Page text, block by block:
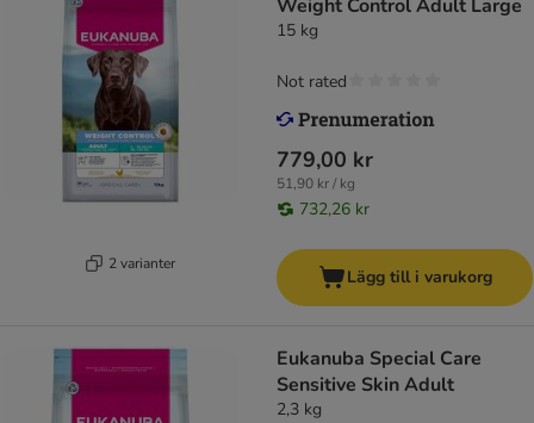
2 varianter
Weight Control Adult Large
15 kg
779,00 kr
51,90 kr / kg
732,26 kr
Not rated
Lägg till i varukorg
Eukanuba Special Care
Sensitive Skin Adult
2,3 kg